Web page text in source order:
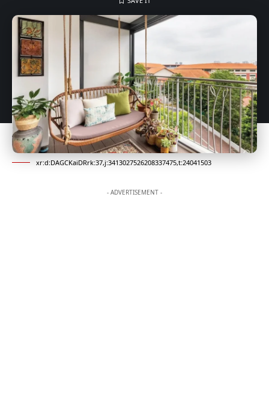
xr:d:DAGCKaiDRrk:37,j:3413027526208337475,t:24041503
- ADVERTISEMENT -